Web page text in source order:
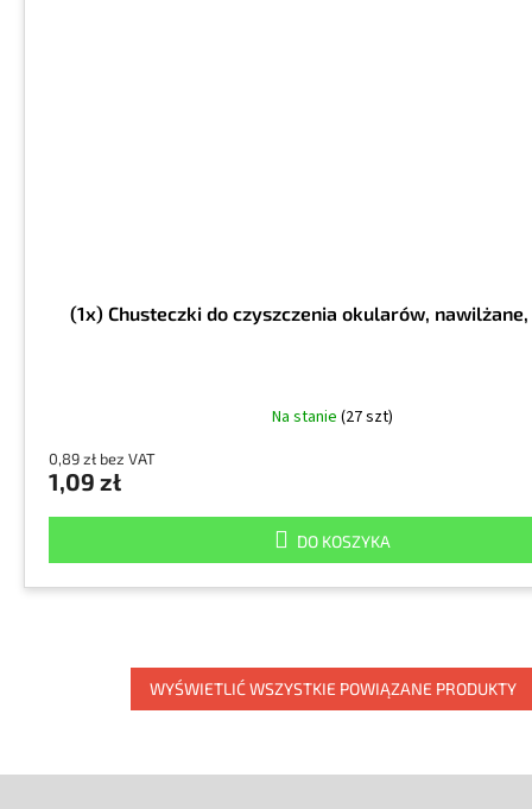
(1x) Chusteczki do czyszczenia okularów, nawilżane,
Na stanie (27 szt)
0,89 zł bez VAT
1,09 zł
DO KOSZYKA
WYŚWIETLIĆ WSZYSTKIE POWIĄZANE PRODUKTY